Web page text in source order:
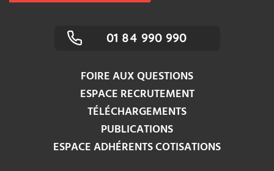
01 84 990 990
FOIRE AUX QUESTIONS
ESPACE RECRUTEMENT
TÉLÉCHARGEMENTS
PUBLICATIONS
ESPACE ADHÉRENTS COTISATIONS